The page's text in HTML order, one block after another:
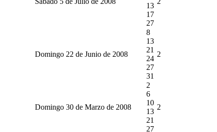
13
17
27
Domingo 22 de Junio de 2008
8
13
21
24
27
31
2
Domingo 30 de Marzo de 2008
2
6
10
13
21
27
2